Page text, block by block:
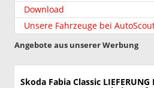
Download
Unsere Fahrzeuge bei
Angebote aus unserer Werbung
Skoda Fabia Classic LIEFERUNG